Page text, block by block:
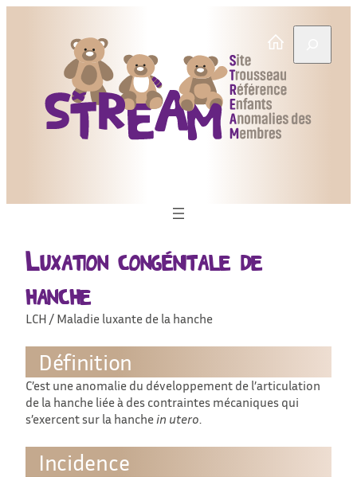
Rechercher
Luxation congénitale de
hanche
LCH / Maladie luxante de la hanche
Définition
C’est une anomalie du développement de l’articulation
de la hanche liée à des contraintes mécaniques qui
s’exercent sur la hanchein utero.
Incidence